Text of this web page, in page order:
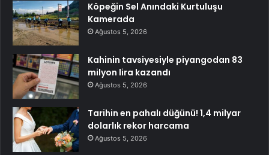
Köpeğin Sel Anındaki Kurtuluşu
Kamerada
Ağustos 5, 2026
Kahinin tavsiyesiyle piyangodan 83
milyon lira kazandı
Ağustos 5, 2026
Tarihin en pahalı düğünü! 1,4 milyar
dolarlık rekor harcama
Ağustos 5, 2026